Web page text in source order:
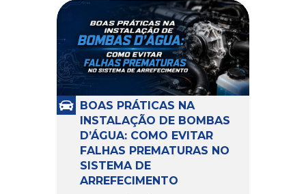
ao país com a pintura oficial
utilizada por equipes do World
Tour Patrocinadora de algumas
das principais equipes de
ciclismo do mundo, a Giro é
uma das marcas de capacetes
e acessórios para ciclismo
mais reconhecida no Brasil.
Importada e distribuída […]
BOAS PRÁTICAS NA
INSTALAÇÃO DE BOMBAS
D’ÁGUA: COMO EVITAR
FALHAS PREMATURAS NO
SISTEMA DE
ARREFECIMENTO